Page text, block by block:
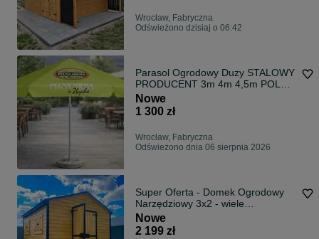
Wrocław, Fabryczna
Odświeżono dzisiaj o 06:42
Parasol Ogrodowy Duzy STALOWY
PRODUCENT 3m 4m 4,5m POLSKI
PRODUKT
Nowe
1 300 zł
Wrocław, Fabryczna
Odświeżono dnia 06 sierpnia 2026
Super Oferta - Domek Ogrodowy
Narzędziowy 3x2 - wiele
zastosowań
Nowe
2 199 zł